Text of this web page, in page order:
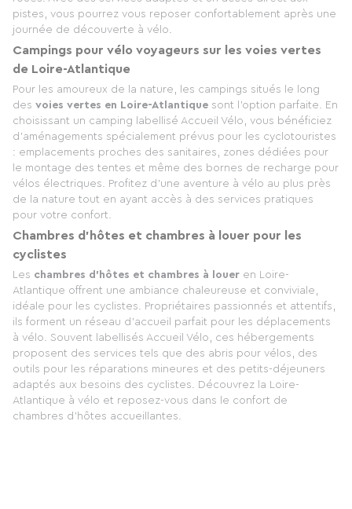
pistes, vous pourrez vous reposer confortablement après une
journée de découverte à vélo.
Campings pour vélo voyageurs sur les voies vertes
de Loire-Atlantique
Pour les amoureux de la nature, les campings situés le long
des voies vertes en Loire-Atlantique sont l'option parfaite. En
choisissant un camping labellisé Accueil Vélo, vous bénéficiez
d'aménagements spécialement prévus pour les cyclotouristes
: emplacements proches des sanitaires, zones dédiées pour
le montage des tentes et même des bornes de recharge pour
vélos électriques. Profitez d'une aventure à vélo au plus près
de la nature tout en ayant accès à des services pratiques
pour votre confort.
Chambres d’hôtes et chambres à louer pour les
cyclistes
Les chambres d’hôtes et chambres à louer en Loire-
Atlantique offrent une ambiance chaleureuse et conviviale,
idéale pour les cyclistes. Propriétaires passionnés et attentifs,
ils forment un réseau d'accueil parfait pour les déplacements
à vélo. Souvent labellisés Accueil Vélo, ces hébergements
proposent des services tels que des abris pour vélos, des
outils pour les réparations mineures et des petits-déjeuners
adaptés aux besoins des cyclistes. Découvrez la Loire-
Atlantique à vélo et reposez-vous dans le confort de
chambres d’hôtes accueillantes.